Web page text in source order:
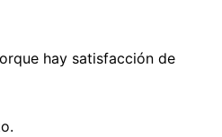
hay satisfacción de